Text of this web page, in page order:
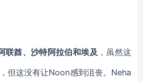
联酋、沙特阿拉伯和埃及 ，虽然这
但这没有让Noon感到沮丧。Neha